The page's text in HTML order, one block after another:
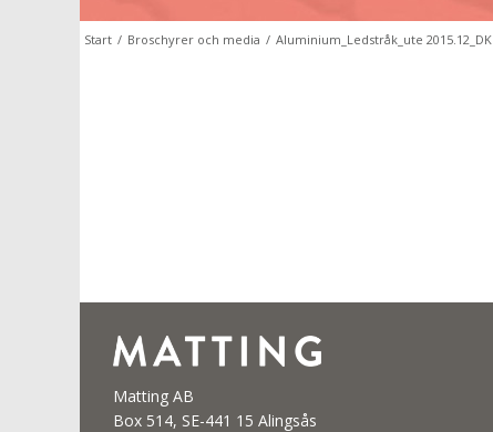
Start / Broschyrer och media / Aluminium_Ledstråk_ute 2015.12_DK
Matting AB
Box 514, SE-441 15 Alingsås